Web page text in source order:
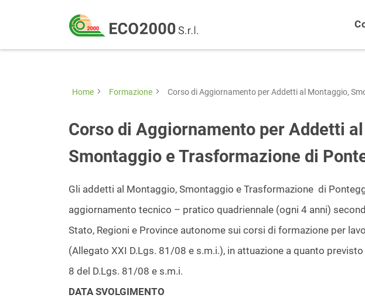
Eco
2000
Srl
Formazione
consulenza
la
sul
lavoro
D.Lgs
81/08
Home Formazione Corso di Aggiornamento per Addetti al Montaggio,
Corso di Aggiornamento per Addetti
Smontaggio e Trasformazione di
Gli addetti al Montaggio, Smontaggio e Trasformazione di
aggiornamento tecnico – pratico quadriennale (ogni 4 anni)
Stato, Regioni e Province autonome sui corsi di formazione per
(Allegato XXI D.Lgs. 81/08 e s.m.i.), in attuazione a quanto
8 del D.Lgs. 81/08 e s.m.i.
DATA SVOLGIMENTO